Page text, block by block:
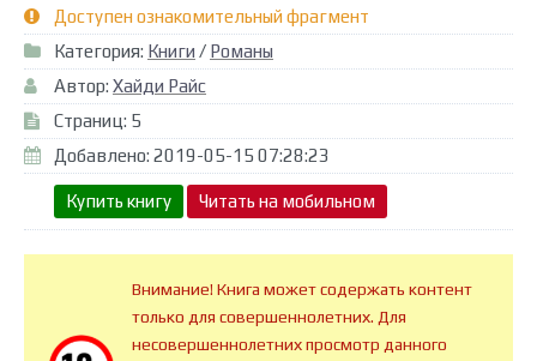
Доступен ознакомительный фрагмент
Категория: Книги / Романы
Автор: Хайди Райс
Страниц: 5
Добавлено: 2019-05-15 07:28:23
Купить книгу Читать на мобильном
Внимание! Книга может содержать контент
только для совершеннолетних. Для
несовершеннолетних просмотр данного